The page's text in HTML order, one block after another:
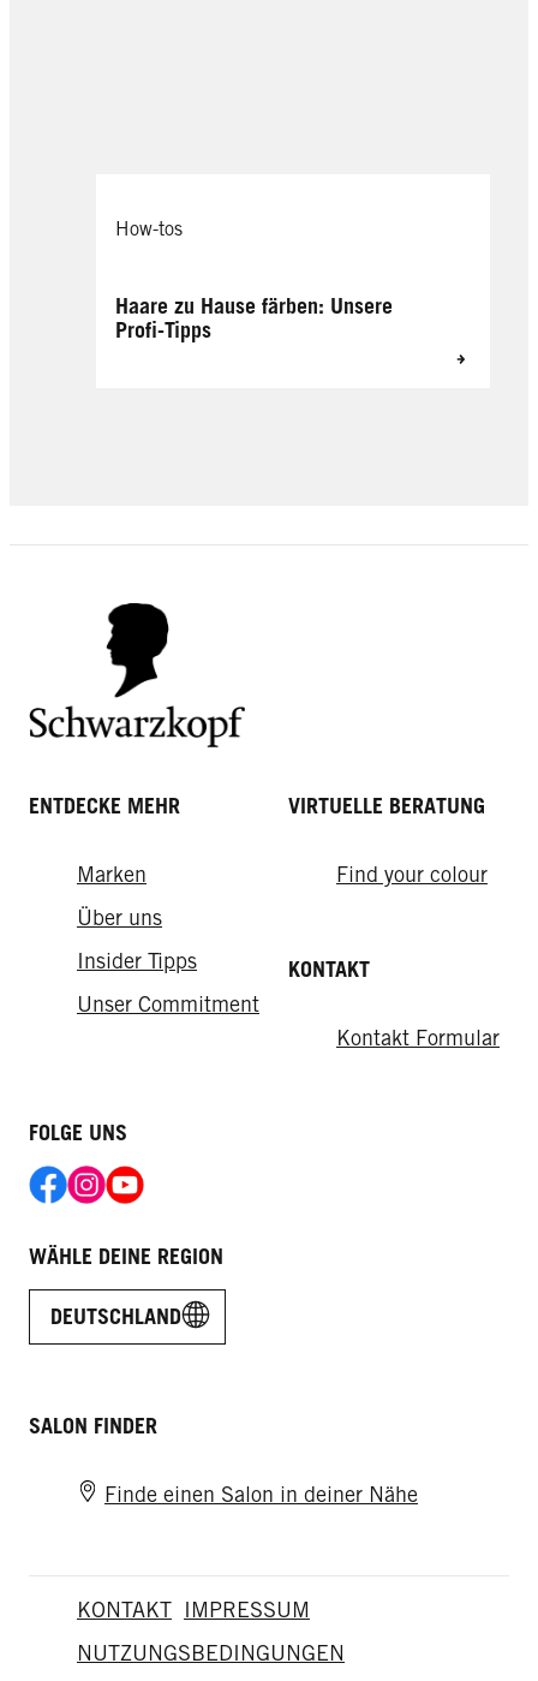
How-tos
Haare zu Hause färben: Unsere
Profi-Tipps
How-tos
Das Frisch-vom-Friseur-Gefühl für
zuhause
So sorgen Sie für eine gesunde
Kopfhaut
ENTDECKE MEHR
Marken
Über uns
Insider Tipps
Unser Commitment
VIRTUELLE BERATUNG
Find your colour
KONTAKT
Kontakt Formular
FOLGE UNS
WÄHLE DEINE REGION
DEUTSCHLAND
SALON FINDER
Finde einen Salon in deiner Nähe
KONTAKT IMPRESSUM
NUTZUNGSBEDINGUNGEN